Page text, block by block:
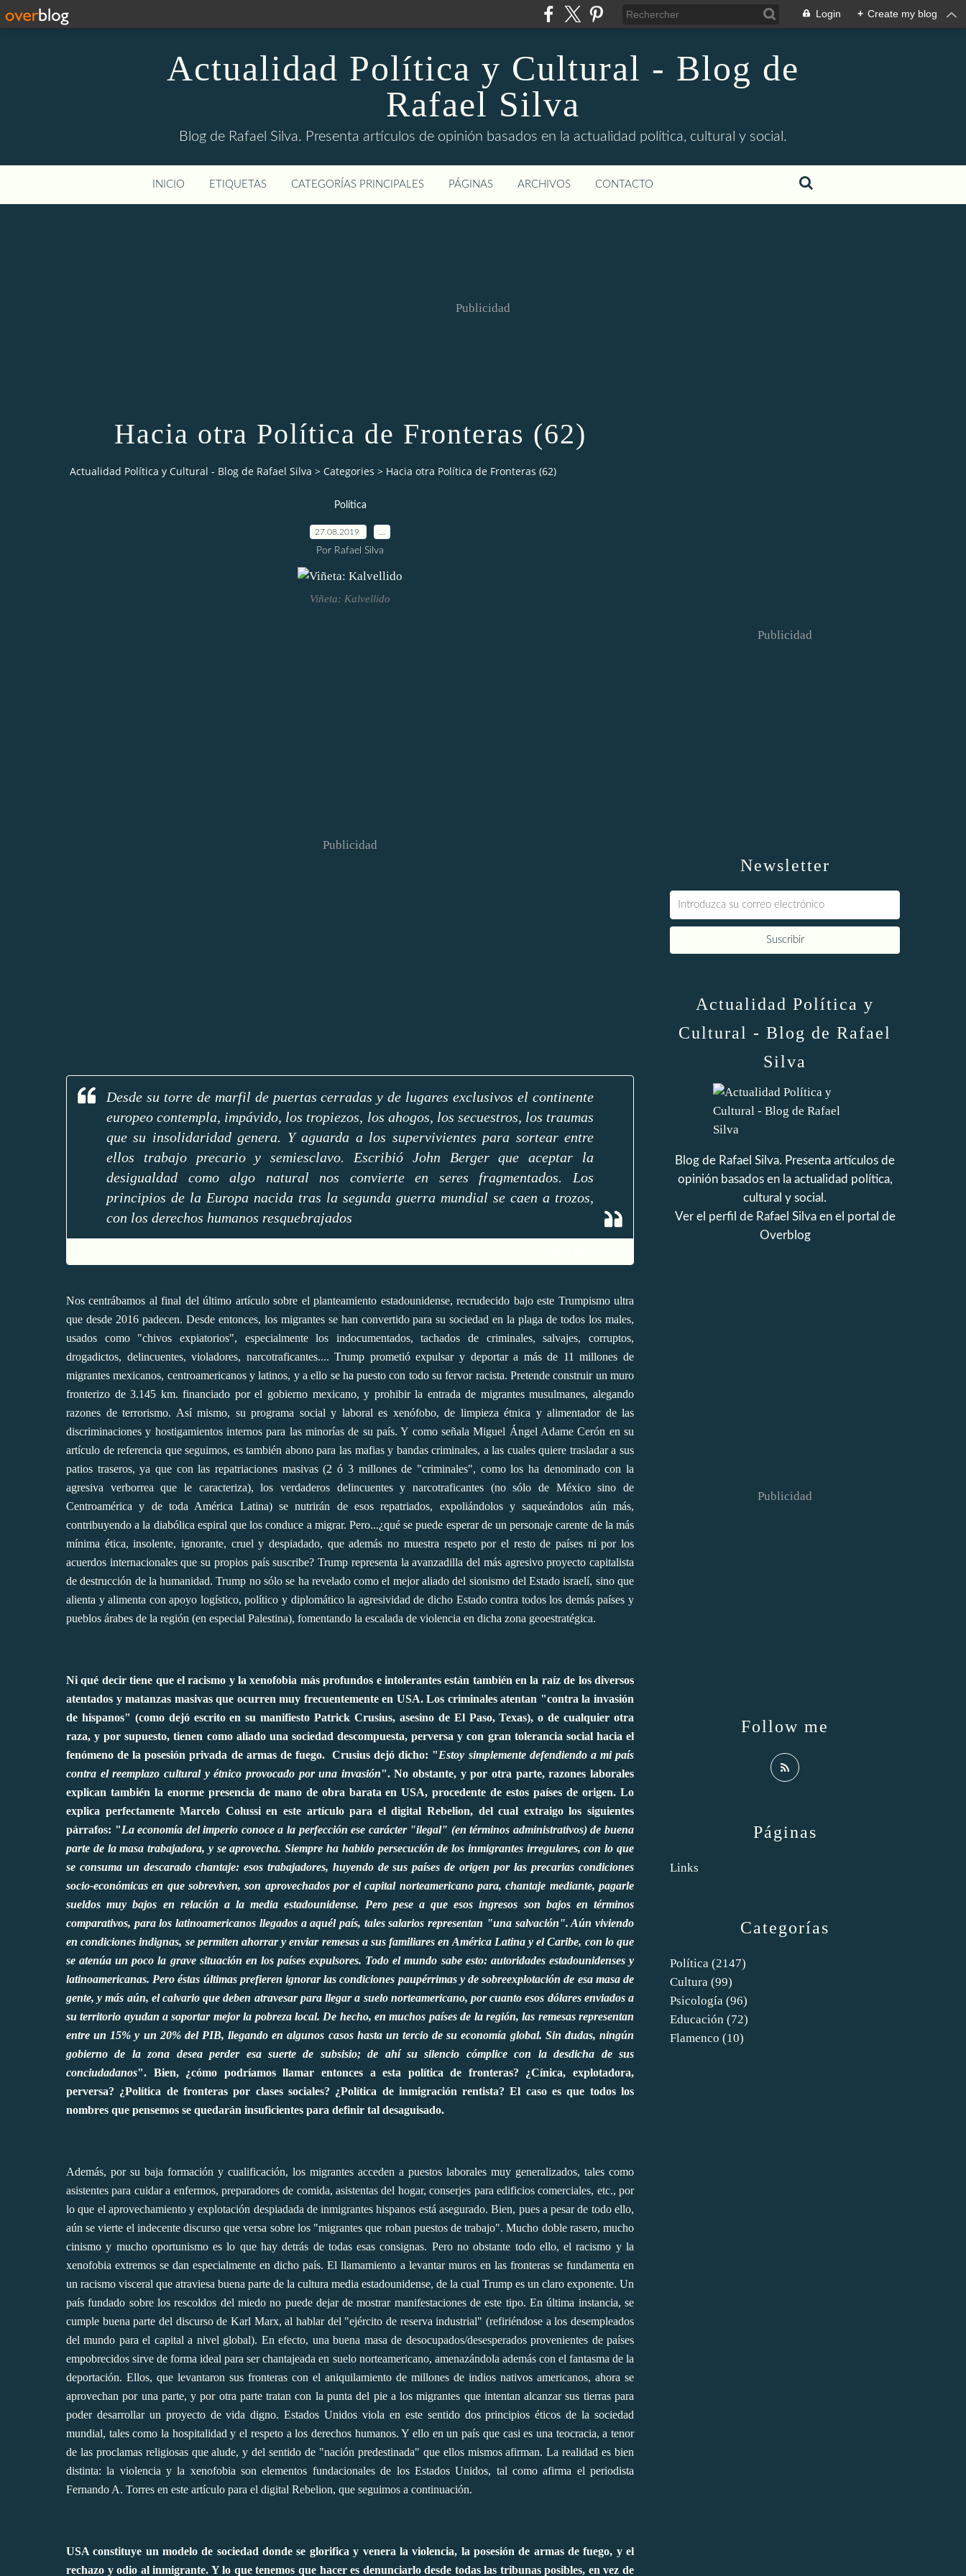
Login + Create my blog
Actualidad Política y Cultural - Blog de
Rafael Silva
Blog de Rafael Silva. Presenta artículos de opinión basados en la actualidad política, cultural y social.
INICIO ETIQUETAS CATEGORÍAS PRINCIPALES PÁGINAS ARCHIVOS CONTACTO
Publicidad
Hacia otra Política de Fronteras (62)
Actualidad Política y Cultural - Blog de Rafael Silva > Categories > Hacia otra Política de Fronteras (62)
Política
27.08.2019
Por Rafael Silva
Viñeta: Kalvellido
Publicidad
Desde su torre de marfil de puertas cerradas y de lugares exclusivos el continente
europeo contempla, impávido, los tropiezos, los ahogos, los secuestros, los traumas
que su insolidaridad genera. Y aguarda a los supervivientes para sortear entre
ellos trabajo precario y semiesclavo. Escribió John Berger que aceptar la
desigualdad como algo natural nos convierte en seres fragmentados. Los
principios de la Europa nacida tras la segunda guerra mundial se caen a trozos,
con los derechos humanos resquebrajados
Nos centrábamos al final del último artículo sobre el planteamiento estadounidense, recrudecido bajo este Trumpismo ultra
que desde 2016 padecen. Desde entonces, los migrantes se han convertido para su sociedad en la plaga de todos los males,
usados como "chivos expiatorios", especialmente los indocumentados, tachados de criminales, salvajes, corruptos,
drogadictos, delincuentes, violadores, narcotraficantes.... Trump prometió expulsar y deportar a más de 11 millones de
migrantes mexicanos, centroamericanos y latinos, y a ello se ha puesto con todo su fervor racista. Pretende construir un muro
fronterizo de 3.145 km. financiado por el gobierno mexicano, y prohibir la entrada de migrantes musulmanes, alegando
razones de terrorismo. Así mismo, su programa social y laboral es xenófobo, de limpieza étnica y alimentador de las
discriminaciones y hostigamientos internos para las minorías de su país.Y como señala Miguel Ángel Adame Cerón en su
artículo de referencia que seguimos, es también abono para las mafias y bandas criminales, a las cuales quiere trasladar a sus
patios traseros, ya que con las repatriaciones masivas (2 ó 3 millones de "criminales", como los ha denominado con la
agresiva verborrea que le caracteriza), los verdaderos delincuentes y narcotraficantes (no sólo de México sino de
Centroamérica y de toda América Latina) se nutrirán de esos repatriados, expoliándolos y saqueándolos aún más,
contribuyendo a la diabólica espiral que los conduce a migrar. Pero...¿qué se puede esperar de un personaje carente de la más
mínima ética, insolente, ignorante, cruel y despiadado, que además no muestra respeto por el resto de países ni por los
acuerdos internacionales que su propios país suscribe? Trump representa la avanzadilla del más agresivo proyecto capitalista
de destrucción de la humanidad. Trump no sólo se ha revelado como el mejor aliado del sionismo del Estado israelí, sino que
alienta y alimenta con apoyo logístico, político y diplomático la agresividad de dicho Estado contra todos los demás países y
pueblos árabes de la región (en especial Palestina), fomentando la escalada de violencia en dicha zona geoestratégica.
Ni qué decir tiene que el racismo y la xenofobia más profundos e intolerantes están también en la raíz de los diversos
atentados y matanzas masivas que ocurren muy frecuentemente en USA. Los criminales atentan "contra la invasión
de hispanos" (como dejó escrito en su manifiesto Patrick Crusius, asesino de El Paso, Texas), o de cualquier otra
raza, y por supuesto, tienen como aliado una sociedad descompuesta, perversa y con gran tolerancia social hacia el
fenómeno de la posesión privada de armas de fuego. Crusius dejó dicho: "Estoy simplemente defendiendo a mi país
contra el reemplazo cultural y étnico provocado por una invasión". No obstante, y por otra parte, razones laborales
explican también la enorme presencia de mano de obra barata en USA, procedente de estos países de origen. Lo
explica perfectamente Marcelo Colussi en este artículo para el digital Rebelion, del cual extraigo los siguientes
párrafos: "La economía del imperio conoce a la perfección ese carácter "ilegal" (en términos administrativos) de buena
parte de la masa trabajadora, y se aprovecha. Siempre ha habido persecución de los inmigrantes irregulares, con lo que
se consuma un descarado chantaje: esos trabajadores, huyendo de sus países de origen por las precarias condiciones
socio-económicas en que sobreviven, son aprovechados por el capital norteamericano para, chantaje mediante, pagarle
sueldos muy bajos en relación a la media estadounidense. Pero pese a que esos ingresos son bajos en términos
comparativos, para los latinoamericanos llegados a aquél país, tales salarios representan "una salvación". Aún viviendo
en condiciones indignas, se permiten ahorrar y enviar remesas a sus familiares en América Latina y el Caribe, con lo que
se atenúa un poco la grave situación en los países expulsores. Todo el mundo sabe esto: autoridades estadounidenses y
latinoamericanas. Pero éstas últimas prefieren ignorar las condiciones paupérrimas y de sobreexplotación de esa masa de
gente, y más aún, el calvario que deben atravesar para llegar a suelo norteamericano, por cuanto esos dólares enviados a
su territorio ayudan a soportar mejor la pobreza local. De hecho, en muchos países de la región, las remesas representan
entre un 15% y un 20% del PIB, llegando en algunos casos hasta un tercio de su economía global. Sin dudas, ningún
gobierno de la zona desea perder esa suerte de subsisio; de ahí su silencio cómplice con la desdicha de sus
conciudadanos". Bien, ¿cómo podríamos llamar entonces a esta política de fronteras? ¿Cínica, explotadora,
perversa? ¿Política de fronteras por clases sociales? ¿Política de inmigración rentista? El caso es que todos los
nombres que pensemos se quedarán insuficientes para definir tal desaguisado.
Además, por su baja formación y cualificación, los migrantes acceden a puestos laborales muy generalizados, tales como
asistentes para cuidar a enfermos, preparadores de comida, asistentas del hogar, conserjes para edificios comerciales, etc., por
lo que el aprovechamiento y explotación despiadada de inmigrantes hispanos está asegurado. Bien, pues a pesar de todo ello,
aún se vierte el indecente discurso que versa sobre los "migrantes que roban puestos de trabajo". Mucho doble rasero, mucho
cinismo y mucho oportunismo es lo que hay detrás de todas esas consignas. Pero no obstante todo ello, el racismo y la
xenofobia extremos se dan especialmente en dicho país. El llamamiento a levantar muros en las fronteras se fundamenta en
un racismo visceral que atraviesa buena parte de la cultura media estadounidense, de la cual Trump es un claro exponente. Un
país fundado sobre los rescoldos del miedo no puede dejar de mostrar manifestaciones de este tipo. En última instancia, se
cumple buena parte del discurso de Karl Marx, al hablar del "ejército de reserva industrial" (refiriéndose a los desempleados
del mundo para el capital a nivel global). En efecto, una buena masa de desocupados/desesperados provenientes de países
empobrecidos sirve de forma ideal para ser chantajeada en suelo norteamericano, amenazándola además con el fantasma de la
deportación. Ellos, que levantaron sus fronteras con el aniquilamiento de millones de indios nativos americanos, ahora se
aprovechan por una parte, y por otra parte tratan con la punta del pie a los migrantes que intentan alcanzar sus tierras para
poder desarrollar un proyecto de vida digno. Estados Unidos viola en este sentido dos principios éticos de la sociedad
mundial, tales como la hospitalidad y el respeto a los derechos humanos. Y ello en un país que casi es una teocracia, a tenor
de las proclamas religiosas que alude, y del sentido de "nación predestinada" que ellos mismos afirman. La realidad es bien
distinta: la violencia y la xenofobia son elementos fundacionales de los Estados Unidos, tal como afirma el periodista
Fernando A. Torres en este artículo para el digital Rebelion, que seguimos a continuación.
USA constituye un modelo de sociedad donde se glorifica y venera la violencia, la posesión de armas de fuego, y el
rechazo y odio al inmigrante. Y lo que tenemos que hacer es denunciarlo desde todas las tribunas posibles, en vez de
Newsletter
Publicidad
Categorías
Política (2147)
Cultura (99)
Psicología (96)
Educación (72)
Flamenco (10)
Páginas
Links
Actualidad Política y
Cultural - Blog de Rafael
Silva
Blog de Rafael Silva. Presenta artículos de
opinión basados en la actualidad política,
cultural y social.
Ver el perfil de Rafael Silvaen el portal de
Overblog
Follow me
Publicidad